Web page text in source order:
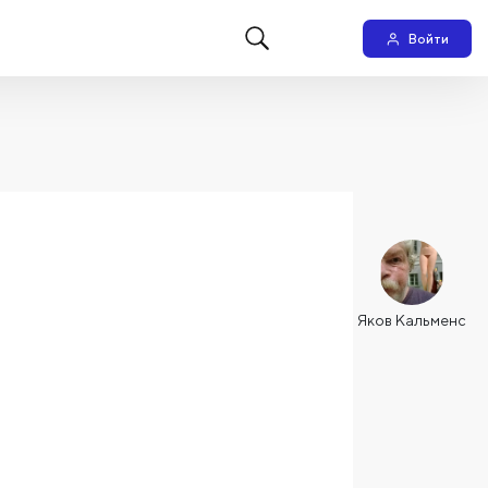
Войти
Яков Кальменс